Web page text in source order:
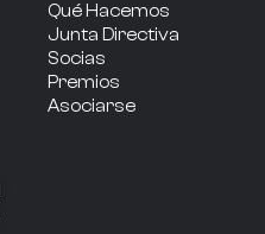
Qué Hacemos
Junta Directiva
Socias
Premios
Asociarse